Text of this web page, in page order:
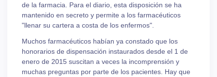
de la farmacia. Para el diario, esta disposición se ha
mantenido en secreto y permite a los farmacéuticos
"llenar su cartera a costa de los enfermos".
Muchos farmacéuticos habían ya constado que los
honorarios de dispensación instaurados desde el 1 de
enero de 2015 suscitan a veces la incomprensión y
muchas preguntas por parte de los pacientes. Hay que